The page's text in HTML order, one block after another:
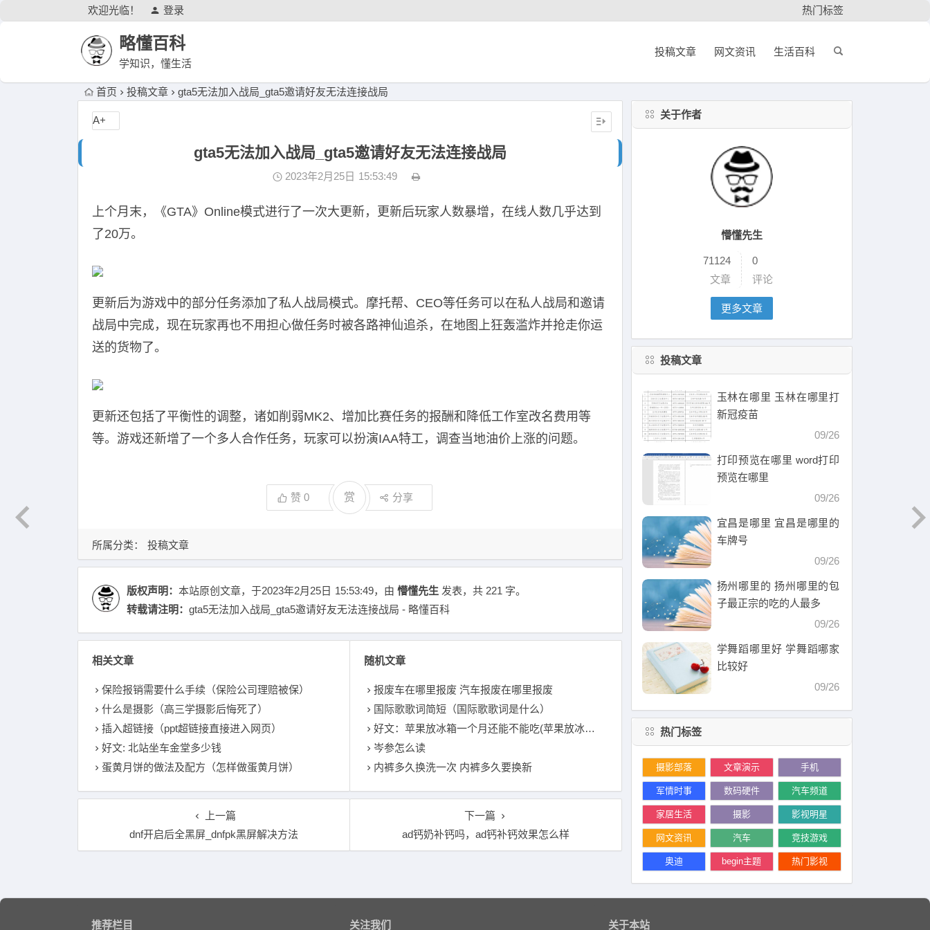
欢迎光临！ 登录 热门标签
略懂百科
学知识，懂生活
投稿文章 网文资讯 生活百科
首页 投稿文章 gta5无法加入战局_gta5邀请好友无法连接战局
gta5无法加入战局_gta5邀请好友无法连接战局
2023年2月25日 15:53:49
上个月末，《GTA》Online模式进行了一次大更新，更新后玩家人数暴增，在线人数几乎达到
了20万。
更新后为游戏中的部分任务添加了私人战局模式。摩托帮、CEO等任务可以在私人战局和邀请
战局中完成，现在玩家再也不用担心做任务时被各路神仙追杀，在地图上狂轰滥炸并抢走你运
送的货物了。
更新还包括了平衡性的调整，诸如削弱MK2、增加比赛任务的报酬和降低工作室改名费用等
等。游戏还新增了一个多人合作任务，玩家可以扮演IAA特工，调查当地油价上涨的问题。
赞 0 赏 分享
A+
所属分类： 投稿文章
版权声明： 本站原创文章，于2023年2月25日 15:53:49，由 懵懂先生 发表，共 221 字。
转载请注明： gta5无法加入战局_gta5邀请好友无法连接战局 - 略懂百科
相关文章
保险报销需要什么手续（保险公司理赔被保）
什么是摄影（高三学摄影后悔死了）
插入超链接（ppt超链接直接进入网页）
好文: 北站坐车金堂多少钱
蛋黄月饼的做法及配方（怎样做蛋黄月饼）
随机文章
报废车在哪里报废 汽车报废在哪里报废
国际歌歌词简短（国际歌歌词是什么）
好文：苹果放冰箱一个月还能不能吃(苹果放冰箱一个月还能吃吗)
岑参怎么读
内裤多久换洗一次 内裤多久要换新
上一篇
dnf开启后全黑屏_dnfpk黑屏解决方法
下一篇
ad钙奶补钙吗，ad钙补钙效果怎么样
关于作者
懵懂先生
71124
文章
0
评论
更多文章
投稿文章
玉林在哪里 玉林在哪里打
新冠疫苗
09/26
打印预览在哪里 word打印
预览在哪里
09/26
宜昌是哪里 宜昌是哪里的
车牌号
09/26
扬州哪里的 扬州哪里的包
子最正宗的吃的人最多
09/26
学舞蹈哪里好 学舞蹈哪家
比较好
09/26
热门标签
摄影部落 文章演示 手机
军情时事 数码硬件 汽车频道
家居生活 摄影 影视明星
网文资讯 汽车 竞技游戏
奥迪 begin主题 热门影视
推荐栏目 关注我们 关于本站